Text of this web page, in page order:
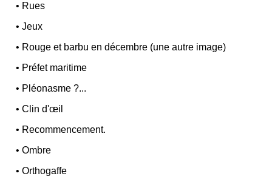
• Rues
•Jeux
• Rouge et barbu en décembre (une autre image)
• Préfet maritime
• Pléonasme ?...
•Clin d'œil
• Recommencement.
•Ombre
•Orthogaffe